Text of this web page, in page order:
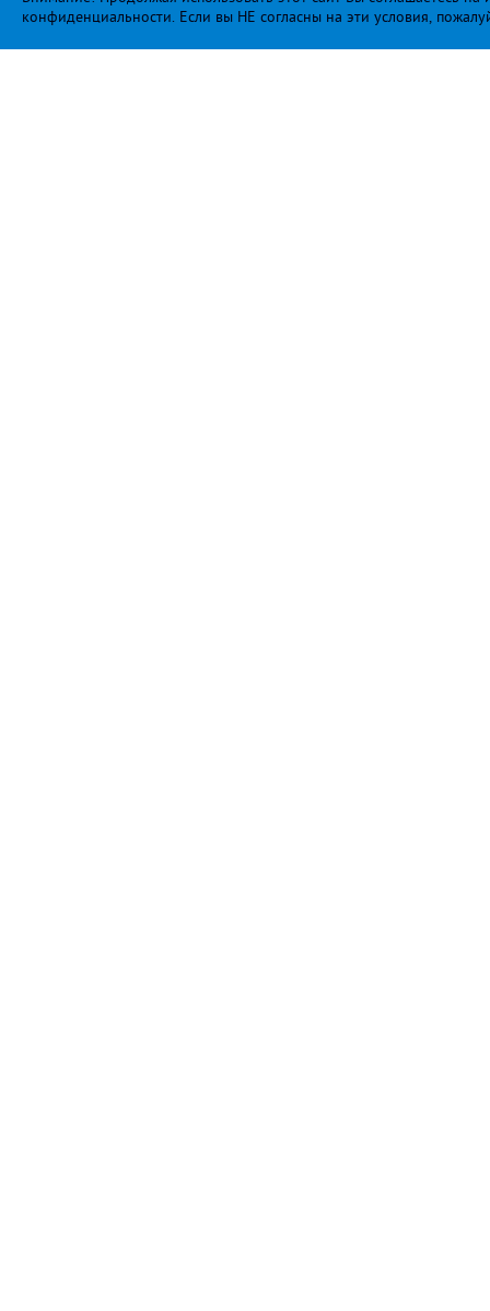
конфиденциальности. Если вы НЕ согласны на эти условия,